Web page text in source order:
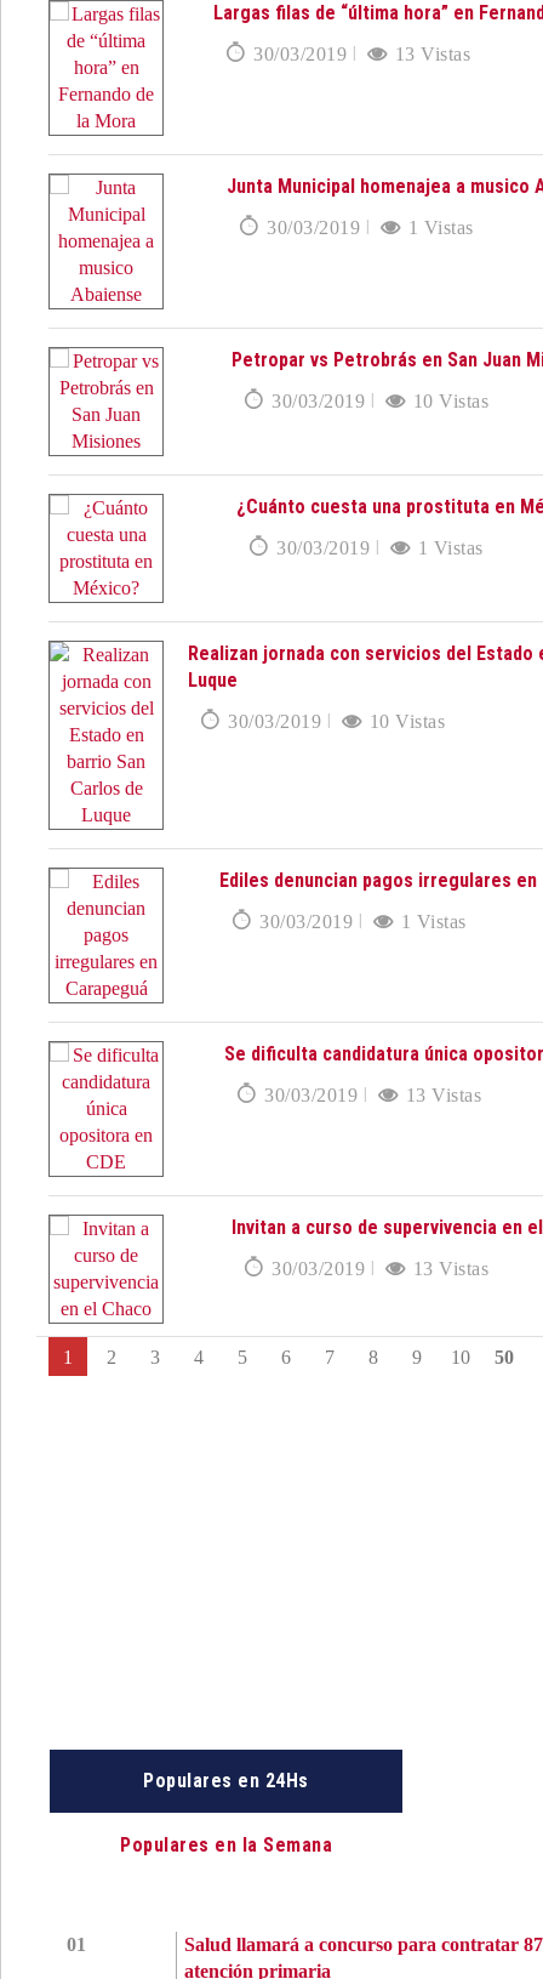
Largas filas de “última hora” en
30/03/2019 13 Vistas
Junta Municipal homenajea a musico
30/03/2019 1 Vistas
Petropar vs Petrobrás en San Juan
30/03/2019 10 Vistas
¿Cuánto cuesta una prostituta en
30/03/2019 1 Vistas
Realizan jornada con servicios del Estado
Luque
30/03/2019 10 Vistas
Ediles denuncian pagos irregulares en
30/03/2019 1 Vistas
Se dificulta candidatura única
30/03/2019 13 Vistas
Invitan a curso de supervivencia en
30/03/2019 13 Vistas
1 2 3 4 5 6 7 8 9 10 50
Populares en 24Hs
Populares en la Semana
01
Salud llamará a concurso para contratar
atención primaria